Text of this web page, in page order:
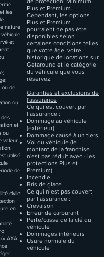
les
nature
et
:
ou de
ou
et
ou
valeur
utilisé
de
civile
en
AXA
Plus et Premium.
Cependant, les options
Plus et Premium
pourraient ne pas être
disponibles selon
certaines conditions telles
que votre âge, votre
historique de locations sur
Getaround et le catégorie
du véhicule que vous
réservez.
Garanties et exclusions de
l'assurance
Ce qui est couvert par
l’assurance :
Dommage au véhicule
(extérieur)
Dommage causé à un tiers
Vol du véhicule (le
montant de la franchise
n'est pas réduit avec - les
protections Plus et
Premium)
Incendie
Bris de glace
Ce qui n’est pas couvert
par l’assurance :
Crevaison
Erreur de carburant
Perte/casse de la clé du
véhicule
Dommages intérieurs
Usure normale du
véhicule